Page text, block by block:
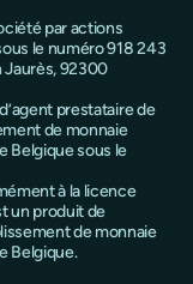
par actions
le numéro 918 243
Jaurès, 92300
prestataire de
de monnaie
Belgique sous le
à la licence
un produit de
de monnaie
Belgique.